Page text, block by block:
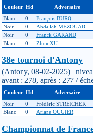
Couleur Hd Adversaire
Blanc
0 François BURQ
Noir
0 Abdallah MEZOUAR
Noir
0 Franck GARAND
Blanc
0 Zhou XU
38e tournoi d'Antony
(Antony, 08-02-2025)
avant : 278, après : 277 /
Couleur Hd Adversaire
Noir
0 Frédéric STREICHER
Blanc
0 Ariane OUGIER
Championnat de